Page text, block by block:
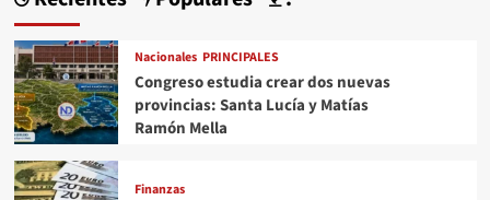
Nacionales PRINCIPALES
Congreso estudia crear dos nuevas
provincias: Santa Lucía y Matías
Ramón Mella
Finanzas